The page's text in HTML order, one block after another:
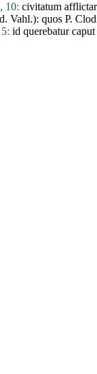
10: civitatum
Vahl.): quos P.
id querebatur caput